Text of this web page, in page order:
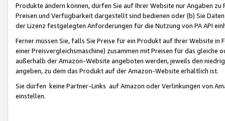
Produkte ändern können, dürfen Sie auf Ihrer Website nur Angaben
Preisen und Verfügbarkeit dargestellt sind bedienen oder (b) Sie
der Lizenz festgelegten Anforderungen für die Nutzung von PA API
Ferner müssen Sie, falls Sie Preise für ein Produkt auf Ihrer Website
einer Preisvergleichsmaschine) zusammen mit Preisen für das
außerhalb der Amazon-Website angeboten werden, jeweils den
angeben, zu dem das Produkt auf der Amazon-Website erhältlich ist.
Sie dürfen keine Partner-Links auf Amazon oder Verlinkungen von
einstellen.